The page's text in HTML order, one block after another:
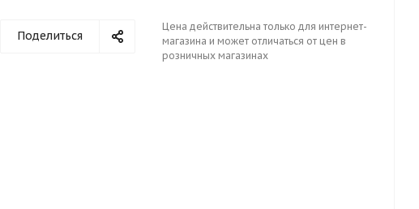
Поделиться
Цена действительна только для интернет-
магазина и может отличаться от цен в
розничных магазинах